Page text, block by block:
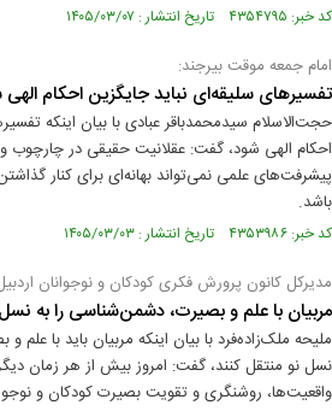
کد خبر: ۴۳۵۴۷۹۵ تاریخ انتشار : ۱۴۰۵/۰۳/۰۷
امام جمعه موقت بیرجند:
تفسیرهای سلیقه‌ای نباید جایگزین احکام
حجت‌الاسلام سیدمحمدباقر عبادی با بیان اینکه
احکام الهی شود، گفت: عقلانیت حقیقی در چارچوب
پیشرفت‌های علمی نمی‌تواند بهانه‌ای برای کنار
باشد.
کد خبر: ۴۳۵۳۹۸۶ تاریخ انتشار : ۱۴۰۵/۰۳/۰۳
مدیرکل کانون پرورش فکری کودکان و نوجوانان
مربیان با علم و بصیرت، دشمن‌شناسی را به
ملیحه ملک‌زاده‌فرد با بیان اینکه مربیان باید با
نسل نو منتقل کنند، گفت: امروز بیش از هر زمان
واقعیت‌ها، روشنگری و تقویت بصیرت کودکان و